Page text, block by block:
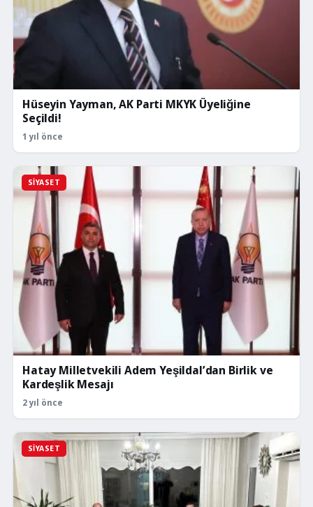
Hüseyin Yayman, AK Parti MKYK Üyeliğine
Seçildi!
1 yıl önce
SIYASET
Hatay Milletvekili Adem Yeşildal’dan Birlik ve
Kardeşlik Mesajı
2 yıl önce
SIYASET